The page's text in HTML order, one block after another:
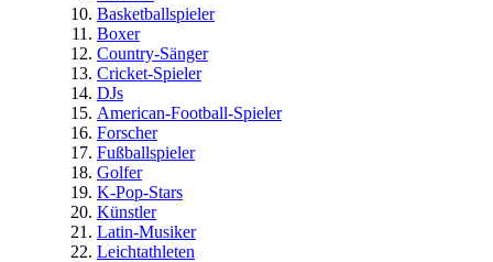
Basketballspieler
Boxer
Country-Sänger
Cricket-Spieler
DJs
American-Football-Spieler
Forscher
Fußballspieler
Golfer
K-Pop-Stars
Künstler
Latin-Musiker
Leichtathleten